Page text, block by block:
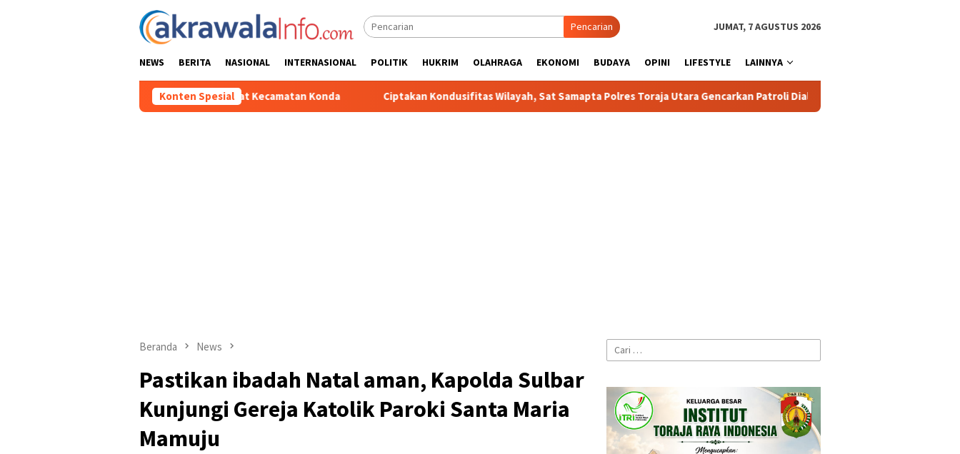
Pencarian JUMAT, 7 AGUSTUS 2026
NEWS BERITA NASIONAL INTERNASIONAL POLITIK HUKRIM OLAHRAGA EKONOMI BUDAYA OPINI LIFESTYLE LAINNYA
Konten Spesial
Pekan Olahraga Tingkat Kecamatan Konda Ciptakan Kondusifitas Wilayah, Sat Samapta Polres Toraja Utara Gencarkan Patroli Dialogis dan Sosialisasi Layanan 110
Beranda News
Pastikan ibadah Natal aman, Kapolda Sulbar
Kunjungi Gereja Katolik Paroki Santa Maria
Mamuju
Cari
untuk: